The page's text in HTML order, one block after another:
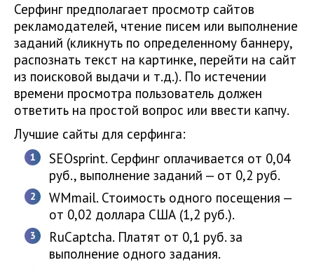
Серфинг предполагает просмотр сайтов
рекламодателей, чтение писем или выполнение
заданий (кликнуть по определенному баннеру,
распознать текст на картинке, перейти на сайт
из поисковой выдачи и т.д.). По истечении
времени просмотра пользователь должен
ответить на простой вопрос или ввести капчу.
Лучшие сайты для серфинга:
SEOsprint. Серфинг оплачивается от 0,04
руб., выполнение заданий — от 0,2 руб.
WMmail. Стоимость одного посещения —
от 0,02 доллара США (1,2 руб.).
RuCaptcha. Платят от 0,1 руб. за
выполнение одного задания.